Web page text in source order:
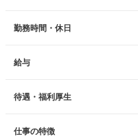
勤務時間・休日
給与
待遇・福利厚生
仕事の特徴